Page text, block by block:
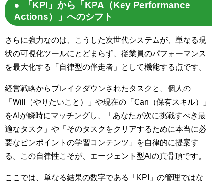
「KPI」から「KPA（Key Performance
Actions）」へのシフト
さらに強力なのは、こうした次世代システムが、単なる現
状の可視化ツールにとどまらず、従業員のパフォーマンス
を最大化する「自律型の伴走者」として機能する点です。
経営戦略からブレイクダウンされたタスクと、個人の
「Will（やりたいこと）」や現在の「Can（保有スキル）」
をAIが瞬時にマッチングし、「あなたが次に挑戦すべき最
適なタスク」や「そのタスクをクリアするために本当に必
要なピンポイントの学習コンテンツ」を自律的に提案す
る。この自律性こそが、エージェント型AIの真骨頂です。
ここでは、単なる結果の数字である「KPI」の管理ではな